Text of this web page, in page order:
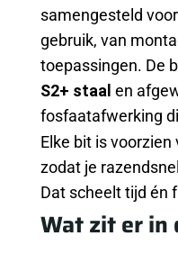
samengesteld
gebruik, van
toepassingen. De
S2+ staal en
fosfaatafwerking
Elke bit is voorzien
zodat je
Dat scheelt tijd én
Wat zit er in